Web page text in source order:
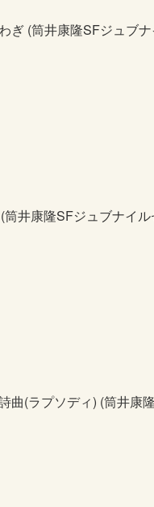
ぎ (筒井康隆SFジュブ
筒井康隆SFジュブナイ
曲(ラプソディ) (筒井康